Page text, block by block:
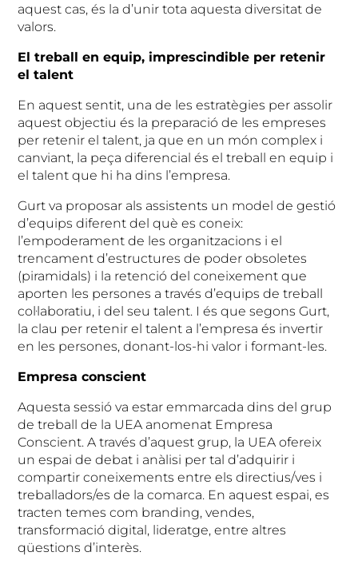
aquest cas, és la d’unir tota aquesta diversitat de
valors.
El treball en equip, imprescindible per retenir
el talent
En aquest sentit, una de les estratègies per assolir
aquest objectiu és la preparació de les empreses
per retenir el talent, ja que en un món complex i
canviant, la peça diferencial és el treball en equip i
el talent que hi ha dins l’empresa.
Gurt va proposar als assistents un model de gestió
d’equips diferent del què es coneix:
l’empoderament de les organitzacions i el
trencament d’estructures de poder obsoletes
(piramidals) i la retenció del coneixement que
aporten les persones a través d’equips de treball
col·laboratiu, i del seu talent. I és que segons Gurt,
la clau per retenir el talent a l’empresa és invertir
en les persones, donant-los-hi valor i formant-les.
Empresa conscient
Aquesta sessió va estar emmarcada dins del grup
de treball de la UEA anomenat Empresa
Conscient. A través d’aquest grup, la UEA ofereix
un espai de debat i anàlisi per tal d’adquirir i
compartir coneixements entre els directius/ves i
treballadors/es de la comarca. En aquest espai, es
tracten temes com branding, vendes,
transformació digital, lideratge, entre altres
qüestions d’interès.